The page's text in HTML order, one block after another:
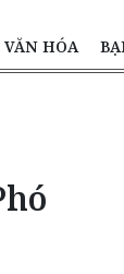
VĂN HÓA